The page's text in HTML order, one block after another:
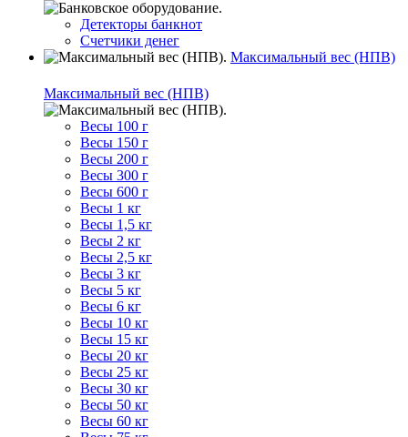
Детекторы банкнот
Счетчики денег
Максимальный вес (НПВ)
Максимальный вес (НПВ)
Весы 100 г
Весы 150 г
Весы 200 г
Весы 300 г
Весы 600 г
Весы 1 кг
Весы 1,5 кг
Весы 2 кг
Весы 2,5 кг
Весы 3 кг
Весы 5 кг
Весы 6 кг
Весы 10 кг
Весы 15 кг
Весы 20 кг
Весы 25 кг
Весы 30 кг
Весы 50 кг
Весы 60 кг